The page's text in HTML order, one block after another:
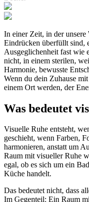
In einer Zeit, in der
Eindrücken überfüllt sind,
Ausgeglichenheit fast wie
nicht, in einem sterilen,
Harmonie, bewusste
Wenn du dein Zuhause
einem Ort werden, der
Was bedeutet
Visuelle Ruhe entsteht,
geschieht, wenn Farben,
harmonieren, anstatt um
Raum mit visueller Ruhe
egal, ob es sich um ein
Küche handelt.
Das bedeutet nicht, dass
Im Gegenteil: Ein Raum